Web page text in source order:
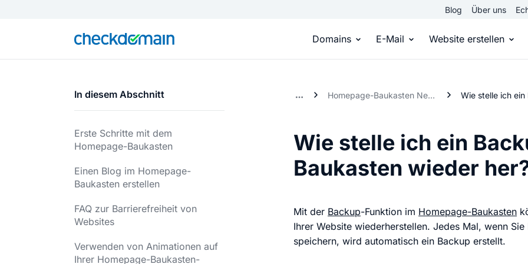
Blog Über uns
Domains
Domain kaufen
Du hast die Idee, wir die passende Domain
Top Level Domains
Über 950 Domain-Endungen aus aller Welt
Domain registrieren
Einfach & schnell beim Domain-Profi
E-Mail
Eigene Email Domain
Erstelle Deine eigene E-
E-Mail-Hosting
Zugriff auf E-Mails immer
Website erstellen
Website
Erstelle
Eigene
Online-
Bringe
In diesem Abschnitt
Erste Schritte mit dem
Homepage-Baukasten
Einen Blog im Homepage-
Baukasten erstellen
FAQ zur Barrierefreiheit von
Websites
Verwenden von Animationen auf
Ihrer Homepage-Baukasten-
Homepage-Baukasten Neue Generation
Wie stelle ich ein
Baukasten wieder
Mit der Backup-Funktion im Homepage-Baukasten
Ihrer Website wiederherstellen. Jedes Mal, wenn
speichern, wird automatisch ein Backup erstellt.